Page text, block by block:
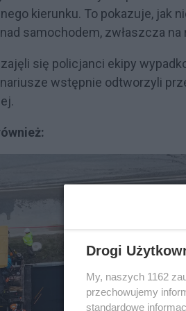
kierunku. To pokazuje, jak
samochodem, zwłaszcza
się policjanci ekipy
wstępnie odtworzyli
Drogi
My, naszych 1162
przechowujemy
standardowe